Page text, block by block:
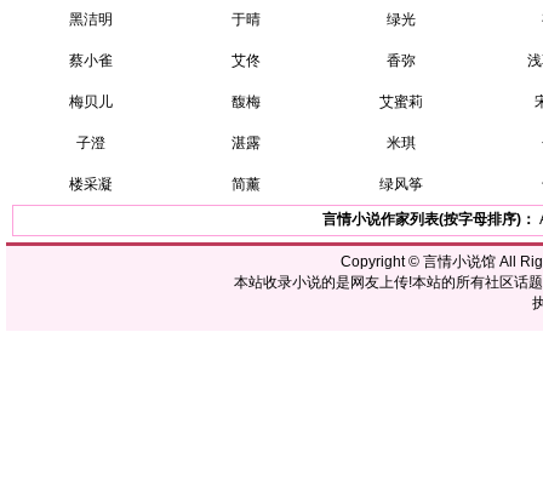
黑洁明 于晴 绿光
蔡小雀 艾佟 香弥
梅贝儿 馥梅 艾蜜莉
子澄 湛露 米琪
楼采凝 简薰 绿风筝
言情小说作家列表(按字母排序)：
Copyright © 言情小说馆All
本站收录小说的是网友上传!本站的所有社区话